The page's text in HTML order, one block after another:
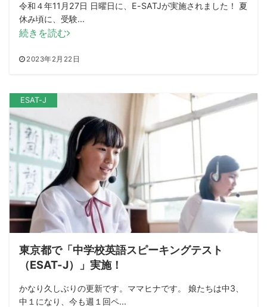
令和４年11月27日 日曜日に、E-SATJが実施されました！ 夏
休み頃に、受験...
2023年2月22日
続きを読む
ESAT-J
東京都で「中学校英語スピーキングテスト
（ESAT-J）」実施！
かなり久しぶりの更新です。ママヒナです。 娘たちは中3、
中１になり、今も週１回ペ...